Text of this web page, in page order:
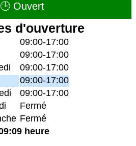
🕒 Ouvert
d'ouverture
09:00-17:00
09:00-17:00
09:00-17:00
09:00-17:00
09:00-17:00
Fermé
Fermé
heure